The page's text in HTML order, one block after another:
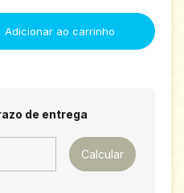
Alterar CEP
de entrega
Calcular